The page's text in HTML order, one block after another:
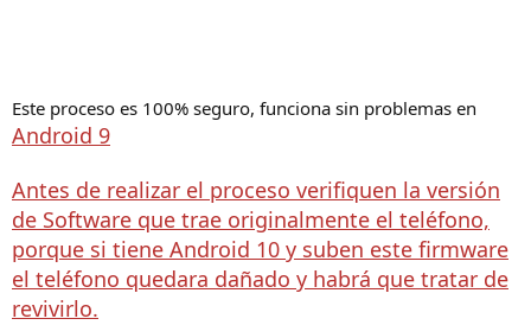
Este proceso es 100% seguro, funciona sin problemas en
Android 9
Antes de realizar el proceso verifiquen la versión
de Software que trae originalmente el teléfono,
porque si tiene Android 10 y suben este firmware
el teléfono quedara dañado y habrá que tratar de
revivirlo.